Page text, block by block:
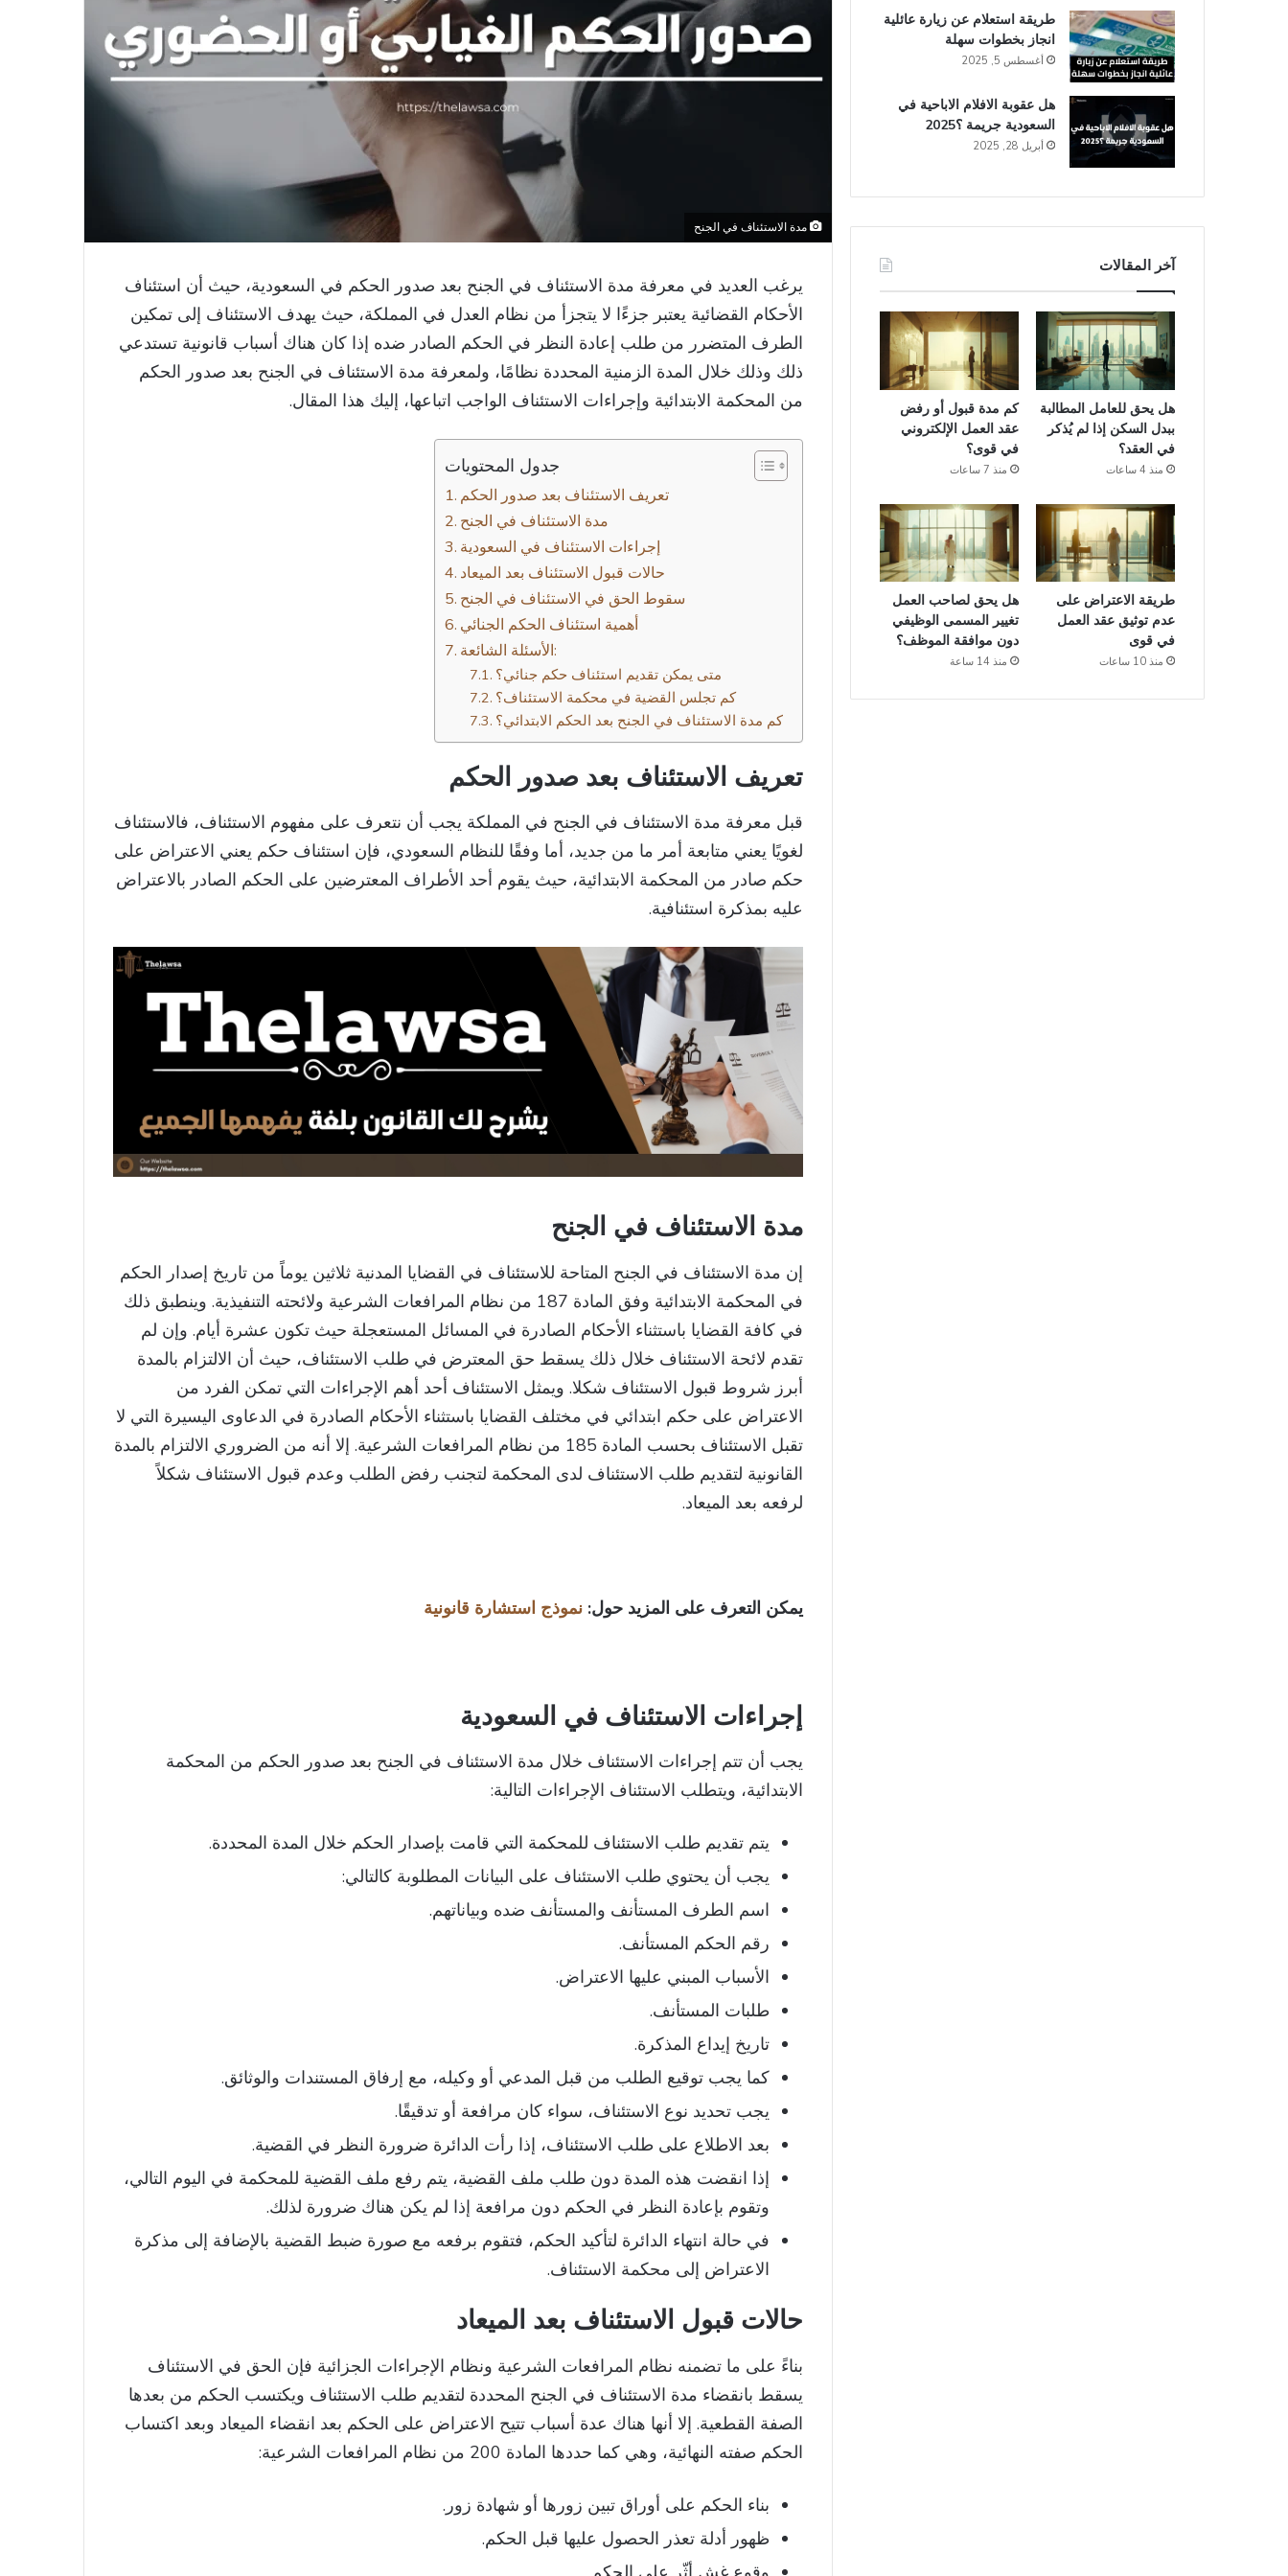
مدة الاستئناف في الجنح
يرغب العديد في معرفة مدة الاستئناف في الجنح بعد صدور الحكم في السعودية، حيث أن استئناف
الأحكام القضائية يعتبر جزءًا لا يتجزأ من نظام العدل في المملكة، حيث يهدف الاستئناف إلى تمكين
الطرف المتضرر من طلب إعادة النظر في الحكم الصادر ضده إذا كان هناك أسباب قانونية تستدعي
ذلك وذلك خلال المدة الزمنية المحددة نظامًا، ولمعرفة مدة الاستئناف في الجنح بعد صدور الحكم
من المحكمة الابتدائية وإجراءات الاستئناف الواجب اتباعها، إليك هذا المقال.
جدول المحتويات
تعريف الاستئناف بعد صدور الحكم
مدة الاستئناف في الجنح
إجراءات الاستئناف في السعودية
حالات قبول الاستئناف بعد الميعاد
سقوط الحق في الاستئناف في الجنح
أهمية استئناف الحكم الجنائي
الأسئلة الشائعة:
متى يمكن تقديم استئناف حكم جنائي؟
كم تجلس القضية في محكمة الاستئناف؟
كم مدة الاستئناف في الجنح بعد الحكم الابتدائي؟
تعريف الاستئناف بعد صدور الحكم
قبل معرفة مدة الاستئناف في الجنح في المملكة يجب أن نتعرف على مفهوم الاستئناف، فالاستئناف
لغويًا يعني متابعة أمر ما من جديد، أما وفقًا للنظام السعودي، فإن استئناف حكم يعني الاعتراض على
حكم صادر من المحكمة الابتدائية، حيث يقوم أحد الأطراف المعترضين على الحكم الصادر بالاعتراض
عليه بمذكرة استئنافية.
مدة الاستئناف في الجنح
إن مدة الاستئناف في الجنح المتاحة للاستئناف في القضايا المدنية ثلاثين يوماً من تاريخ إصدار الحكم
في المحكمة الابتدائية وفق المادة 187 من نظام المرافعات الشرعية ولائحته التنفيذية. وينطبق ذلك
في كافة القضايا باستثناء الأحكام الصادرة في المسائل المستعجلة حيث تكون عشرة أيام. وإن لم
تقدم لائحة الاستئناف خلال ذلك يسقط حق المعترض في طلب الاستئناف، حيث أن الالتزام بالمدة
أبرز شروط قبول الاستئناف شكلا. ويمثل الاستئناف أحد أهم الإجراءات التي تمكن الفرد من
الاعتراض على حكم ابتدائي في مختلف القضايا باستثناء الأحكام الصادرة في الدعاوى اليسيرة التي لا
تقبل الاستئناف بحسب المادة 185 من نظام المرافعات الشرعية. إلا أنه من الضروري الالتزام بالمدة
القانونية لتقديم طلب الاستئناف لدى المحكمة لتجنب رفض الطلب وعدم قبول الاستئناف شكلاً
لرفعه بعد الميعاد.
يمكن التعرف على المزيد حول: نموذج استشارة قانونية
إجراءات الاستئناف في السعودية
يجب أن تتم إجراءات الاستئناف خلال مدة الاستئناف في الجنح بعد صدور الحكم من المحكمة
الابتدائية، ويتطلب الاستئناف الإجراءات التالية:
يتم تقديم طلب الاستئناف للمحكمة التي قامت بإصدار الحكم خلال المدة المحددة.
يجب أن يحتوي طلب الاستئناف على البيانات المطلوبة كالتالي:
اسم الطرف المستأنف والمستأنف ضده وبياناتهم.
رقم الحكم المستأنف.
الأسباب المبني عليها الاعتراض.
طلبات المستأنف.
تاريخ إيداع المذكرة.
كما يجب توقيع الطلب من قبل المدعي أو وكيله، مع إرفاق المستندات والوثائق.
يجب تحديد نوع الاستئناف، سواء كان مرافعة أو تدقيقًا.
بعد الاطلاع على طلب الاستئناف، إذا رأت الدائرة ضرورة النظر في القضية.
إذا انقضت هذه المدة دون طلب ملف القضية، يتم رفع ملف القضية للمحكمة في اليوم التالي،
وتقوم بإعادة النظر في الحكم دون مرافعة إذا لم يكن هناك ضرورة لذلك.
في حالة انتهاء الدائرة لتأكيد الحكم، فتقوم برفعه مع صورة ضبط القضية بالإضافة إلى مذكرة
الاعتراض إلى محكمة الاستئناف.
حالات قبول الاستئناف بعد الميعاد
بناءً على ما تضمنه نظام المرافعات الشرعية ونظام الإجراءات الجزائية فإن الحق في الاستئناف
يسقط بانقضاء مدة الاستئناف في الجنح المحددة لتقديم طلب الاستئناف ويكتسب الحكم من بعدها
الصفة القطعية. إلا أنها هناك عدة أسباب تتيح الاعتراض على الحكم بعد انقضاء الميعاد وبعد اكتساب
الحكم صفته النهائية، وهي كما حددها المادة 200 من نظام المرافعات الشرعية:
بناء الحكم على أوراق تبين زورها أو شهادة زور.
ظهور أدلة تعذر الحصول عليها قبل الحكم.
طريقة استعلام عن زيارة عائلية
انجاز​ بخطوات سهلة
أغسطس 5, 2025
هل عقوبة الافلام الاباحية في
السعودية​ جريمة ؟2025
أبريل 28, 2025
آخر المقالات
هل يحق للعامل المطالبة
ببدل السكن إذا لم يُذكر
في العقد؟
منذ 4 ساعات
كم مدة قبول أو رفض
عقد العمل الإلكتروني
في قوى؟
منذ 7 ساعات
طريقة الاعتراض على
عدم توثيق عقد العمل
في قوى
منذ 10 ساعات
هل يحق لصاحب العمل
تغيير المسمى الوظيفي
دون موافقة الموظف؟
منذ 14 ساعة